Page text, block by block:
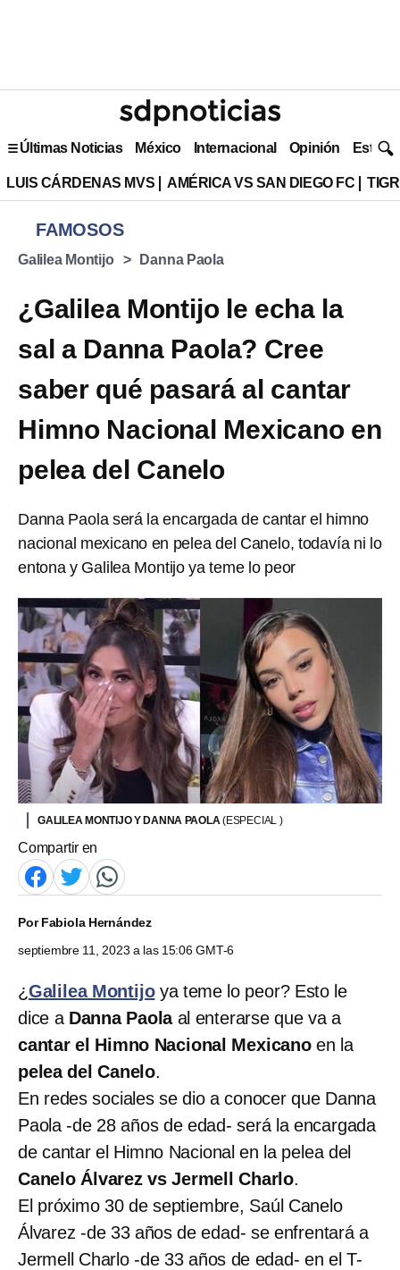
Últimas Noticias México Internacional Opinión Estilo
LUIS CÁRDENAS MVS AMÉRICA VS SAN DIEGO FC
FAMOSOS
Galilea Montijo Danna Paola
¿Galilea Montijo le echa la
sal a Danna Paola? Cree
saber qué pasará al cantar
Himno Nacional Mexicano en
pelea del Canelo
Danna Paola será la encargada de cantar el himno
nacional mexicano en pelea del Canelo, todavía ni lo
entona y Galilea Montijo ya teme lo peor
GALILEA MONTIJO Y DANNA PAOLA(ESPECIAL )
Compartir en
PorFabiola Hernández
septiembre 11, 2023 a las 15:06 GMT-6
¿Galilea Montijo ya teme lo peor? Esto le
dice a Danna Paolaal enterarse que va a
cantar el Himno Nacional Mexicanoen la
pelea del Canelo.
En redes sociales se dio a conocer que Danna
Paola -de 28 años de edad- será la encargada
de cantar el Himno Nacional en la pelea del
Canelo Álvarez vs Jermell Charlo.
El próximo 30 de septiembre, Saúl Canelo
Álvarez -de 33 años de edad- se enfrentará a
Jermell Charlo -de 33 años de edad- en el T-